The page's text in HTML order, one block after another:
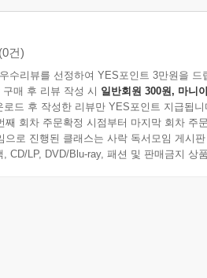
』연구의 새로운 흐름과 향후 연구
』의 연구 목록_121
장·가나자와문고관리 석원효찬 『기
(0건)
수리뷰를 선정하여 YES포인트 3만원을 드
매 후 리뷰 작성 시 일반회원 300원, 마니
로드 후 작성한 리뷰만 YES포인트 지급됩니
째 회차 주문확정 시점부터 마지막 회차 주
으로 진행된 클래스는 사락 독서모임 게시
, CD/LP, DVD/Blu-ray, 패션 및 판매금지 상